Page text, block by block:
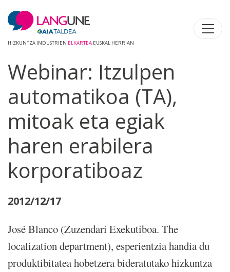
HIZKUNTZA INDUSTRIEN ELKARTEA EUSKAL HERRIAN
Webinar: Itzulpen
automatikoa (TA),
mitoak eta egiak
haren erabilera
korporatiboaz
2012/12/17
José Blanco (Zuzendari Exekutiboa. The
localization department), esperientzia handia du
produktibitatea hobetzera bideratutako hizkuntza